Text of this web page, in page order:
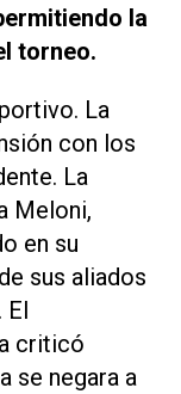
la
torneo.
La
con los
La
Meloni,
en su
sus aliados
El
criticó
se negara a